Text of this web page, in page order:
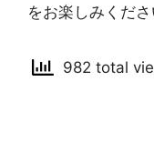
をお楽しみくださ
982 total